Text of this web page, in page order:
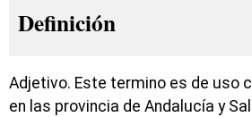
Definición
Adjetivo. Este termino es de uso
en las provincia de Andalucía y